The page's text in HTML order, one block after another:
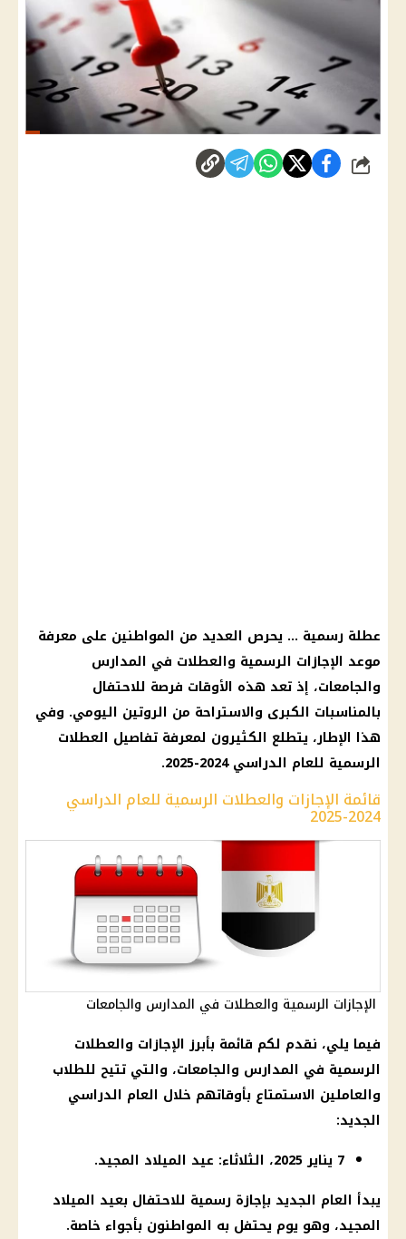
شارك
عطلة رسمية … يحرص العديد من المواطنين على معرفة
موعد الإجازات الرسمية والعطلات في المدارس
والجامعات، إذ تعد هذه الأوقات فرصة للاحتفال
بالمناسبات الكبرى والاستراحة من الروتين اليومي. وفي
هذا الإطار، يتطلع الكثيرون لمعرفة تفاصيل العطلات
الرسمية للعام الدراسي 2024-2025.
قائمة الإجازات والعطلات الرسمية للعام الدراسي
2024-2025
الإجازات الرسمية والعطلات في المدارس والجامعات
فيما يلي، نقدم لكم قائمة بأبرز الإجازات والعطلات
الرسمية في المدارس والجامعات، والتي تتيح للطلاب
والعاملين الاستمتاع بأوقاتهم خلال العام الدراسي
الجديد:
7 يناير 2025، الثلاثاء: عيد الميلاد المجيد.
يبدأ العام الجديد بإجازة رسمية للاحتفال بعيد الميلاد
المجيد، وهو يوم يحتفل به المواطنون بأجواء خاصة.